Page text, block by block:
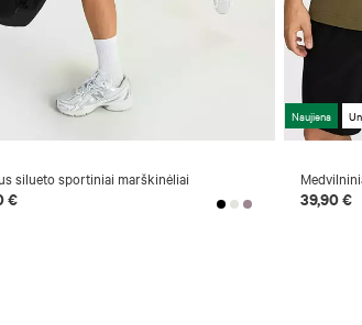
silueto sportiniai marškinėliai
€
Naujiena
39,90 €